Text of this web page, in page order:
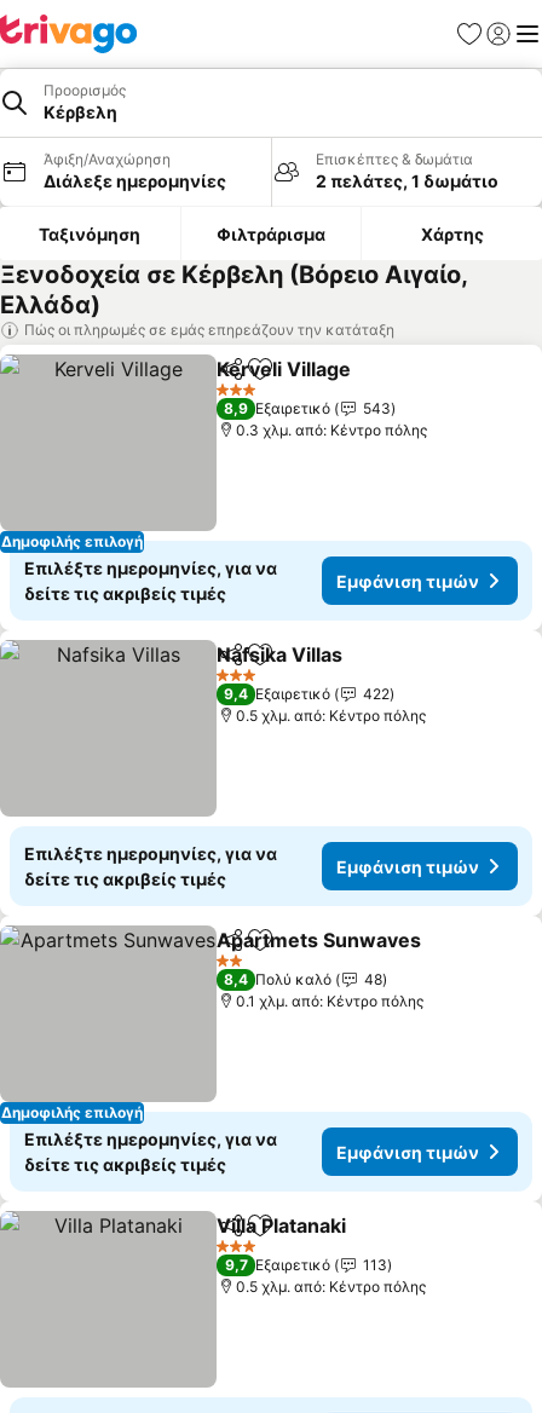
Προορισμός
Κέρβελη
Άφιξη/Αναχώρηση
Διάλεξε ημερομηνίες
Επισκέπτες & δωμάτια
2 πελάτες, 1 δωμάτιο
Ταξινόμηση Φιλτράρισμα Χάρτης
Ξενοδοχεία σε Κέρβελη (Βόρειο Αιγαίο,
Ελλάδα)
Πώς οι πληρωμές σε εμάς επηρεάζουν την κατάταξη
Δημοφιλής επιλογή
Κοινοποίηση
Προσθήκη στα αγαπημένα
Kerveli Village
3 Αστέρια
8,9 Εξαιρετικό
543
0.3 χλμ. από: Κέντρο πόλης
Επιλέξτε ημερομηνίες, για να
δείτε τις ακριβείς τιμές
Εμφάνιση τιμών
Κοινοποίηση
Προσθήκη στα αγαπημένα
Nafsika Villas
3 Αστέρια
9,4 Εξαιρετικό
422
0.5 χλμ. από: Κέντρο πόλης
Επιλέξτε ημερομηνίες, για να
δείτε τις ακριβείς τιμές
Εμφάνιση τιμών
Δημοφιλής επιλογή
Κοινοποίηση
Προσθήκη στα αγαπημένα
Apartmets Sunwaves
2 Αστέρια
8,4 Πολύ καλό
48
0.1 χλμ. από: Κέντρο πόλης
Επιλέξτε ημερομηνίες, για να
δείτε τις ακριβείς τιμές
Εμφάνιση τιμών
Κοινοποίηση
Προσθήκη στα αγαπημένα
Villa Platanaki
3 Αστέρια
9,7 Εξαιρετικό
113
0.5 χλμ. από: Κέντρο πόλης